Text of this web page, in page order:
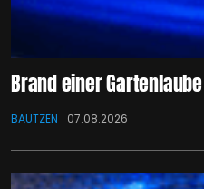
Brand einer
BAUTZEN 07.08.2026